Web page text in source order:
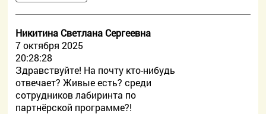
Никитина Светлана Сергеевна
7 октября 2025
20:28:28
Здравствуйте! На почту кто-нибудь
отвечает? Живые есть? среди
сотрудников лабиринта по
партнёрской программе?!